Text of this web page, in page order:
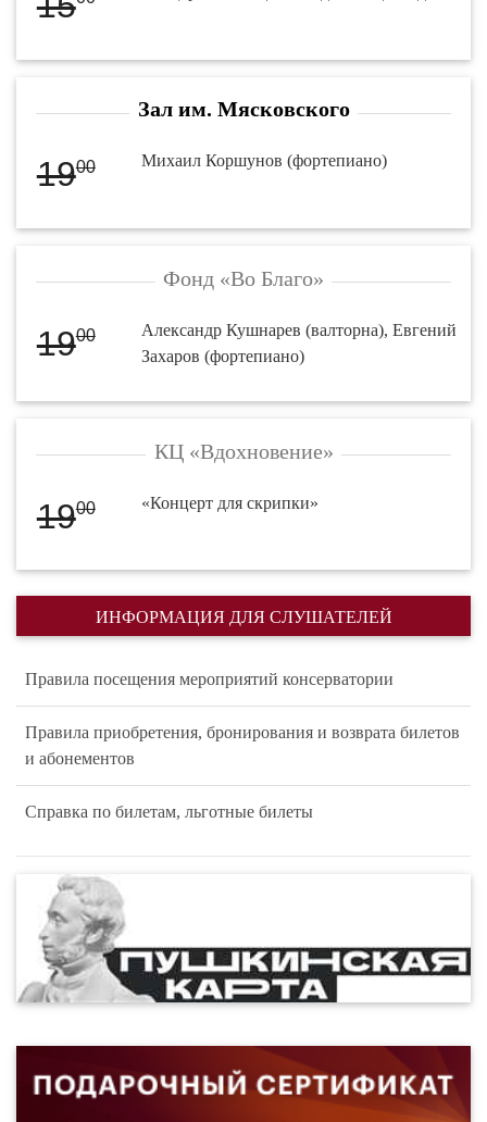
Зал им. Мясковского
1900 Михаил Коршунов (фортепиано)
Фонд «Во Благо»
1900
Александр Кушнарев (валторна), Евгений
Захаров (фортепиано)
КЦ «Вдохновение»
1900 «Концерт для скрипки»
ИНФОРМАЦИЯ ДЛЯ СЛУШАТЕЛЕЙ
Правила посещения мероприятий консерватории
Правила приобретения, бронирования и возврата билетов
и абонементов
Справка по билетам, льготные билеты